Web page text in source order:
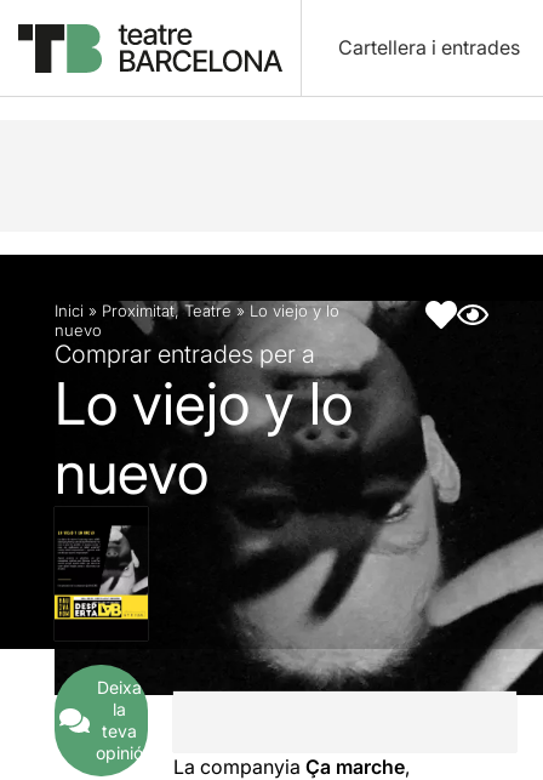
Cartellera i entrades
Descripció Fitxa artística
Inici » Proximitat,Teatre » Lo viejo y lo
nuevo
Comprar entrades per a
Lo viejo y lo
nuevo
Deixa
la
teva
opinió
La companyiaÇa marche,